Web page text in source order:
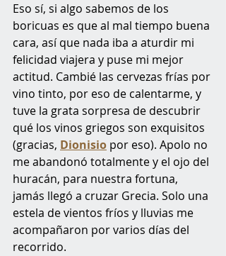
Eso sí, si algo sabemos de los
boricuas es que al mal tiempo buena
cara, así que nada iba a aturdir mi
felicidad viajera y puse mi mejor
actitud. Cambié las cervezas frías por
vino tinto, por eso de calentarme, y
tuve la grata sorpresa de descubrir
qué los vinos griegos son exquisitos
(gracias, Dionisio por eso). Apolo no
me abandonó totalmente y el ojo del
huracán, para nuestra fortuna,
jamás llegó a cruzar Grecia. Solo una
estela de vientos fríos y lluvias me
acompañaron por varios días del
recorrido.